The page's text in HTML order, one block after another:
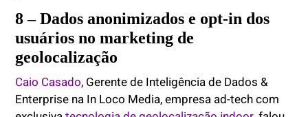
8 – Dados anonimizados e opt-in dos
usuários no marketing de
geolocalização
Caio Casado, Gerente de Inteligência de Dados &
Enterprise na In Loco Media, empresa ad-tech com